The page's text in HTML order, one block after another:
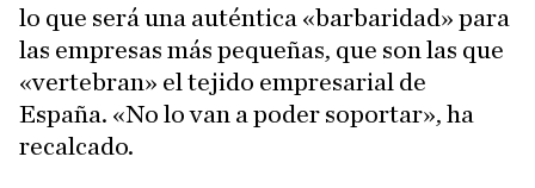
lo que será una auténtica «barbaridad» para
las empresas más pequeñas, que son las que
«vertebran» el tejido empresarial de
España. «No lo van a poder soportar», ha
recalcado.